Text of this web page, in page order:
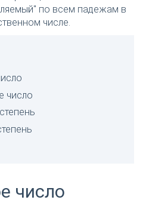
по всем падежам в
числе.
число
число